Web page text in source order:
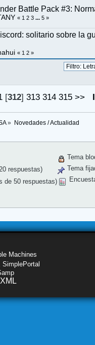
Battle Pack #3:
« 1 2 3 ... 5 »
solitario sobre la
« 1 2 »
[312]313 314 315 >>
» Novedades / Actualidad
respuestas)
de 50 respuestas)
Tema
Tema
Machines
XML